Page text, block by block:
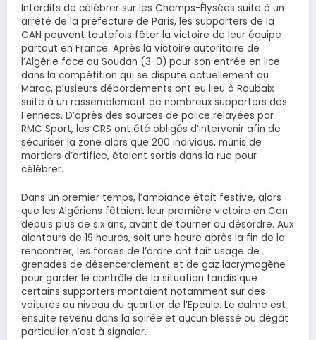
Interdits de célébrer sur les Champs-Élysées suite à un
arrêté de la préfecture de Paris, les supporters de la
CAN peuvent toutefois fêter la victoire de leur équipe
partout en France. Après la victoire autoritaire de
l’Algérie face au Soudan (3-0) pour son entrée en lice
dans la compétition qui se dispute actuellement au
Maroc, plusieurs débordements ont eu lieu à Roubaix
suite à un rassemblement de nombreux supporters des
Fennecs. D’après des sources de police relayées par
RMC Sport, les CRS ont été obligés d’intervenir afin de
sécuriser la zone alors que 200 individus, munis de
mortiers d’artifice, étaient sortis dans la rue pour
célébrer.
Dans un premier temps, l’ambiance était festive, alors
que les Algériens fêtaient leur première victoire en Can
depuis plus de six ans, avant de tourner au désordre. Aux
alentours de 19 heures, soit une heure après la fin de la
rencontrer, les forces de l’ordre ont fait usage de
grenades de désencerclement et de gaz lacrymogène
pour garder le contrôle de la situation tandis que
certains supporters montaient notamment sur des
voitures au niveau du quartier de l’Epeule. Le calme est
ensuite revenu dans la soirée et aucun blessé ou dégât
particulier n’est à signaler.